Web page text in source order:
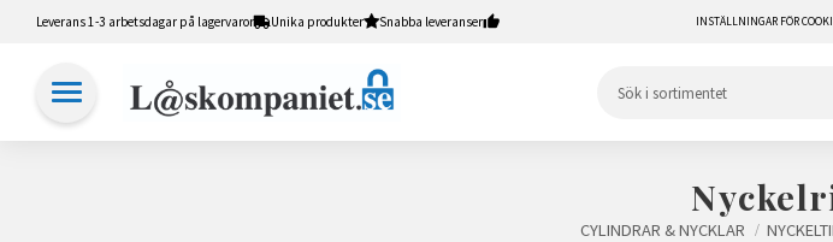
Leverans 1-3 arbetsdagar på lagervaror Unika produkter Snabba leveranser INSTÄLLNINGAR FÖR
CYLINDRAR & NYCKLAR